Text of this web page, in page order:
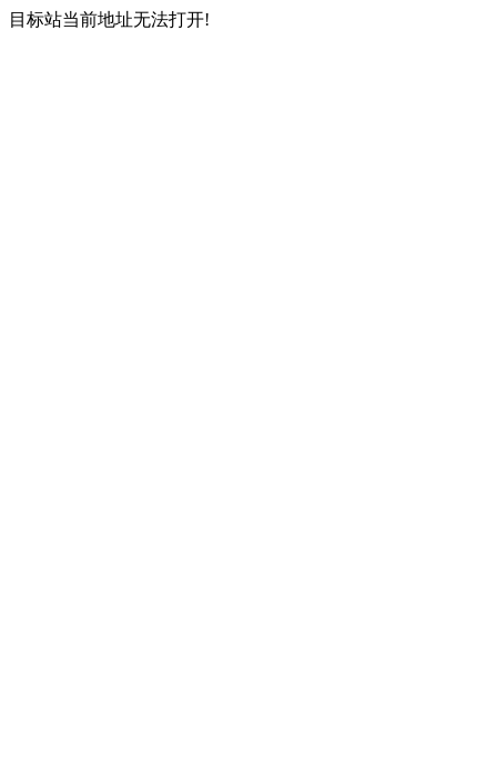
目标站当前地址无法打开!